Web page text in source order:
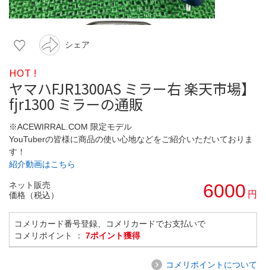
シェア
HOT !
ヤマハFJR1300AS ミラー右 楽天市場】
fjr1300 ミラーの通販
※ACEWIRRAL.COM 限定モデル
YouTuberの皆様に商品の使い心地などをご紹介いただいておりま
す！
紹介動画はこちら
ネット販売
価格（税込）
6000 円
コメリカード番号登録、コメリカードでお支払いで
コメリポイント ： 7ポイント獲得
コメリポイントについて